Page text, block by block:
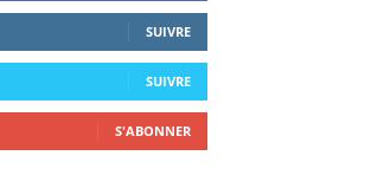
SUIVRE
SUIVRE
S'ABONNER